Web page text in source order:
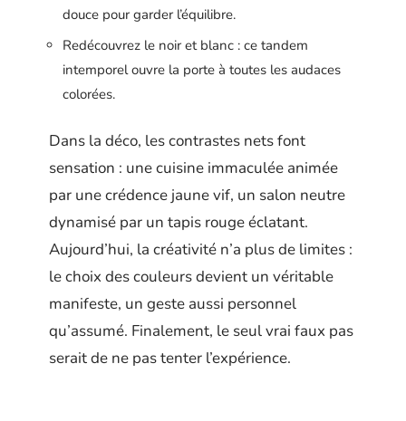
douce pour garder l’équilibre.
Redécouvrez le noir et blanc : ce tandem
intemporel ouvre la porte à toutes les audaces
colorées.
Dans la déco, les contrastes nets font
sensation : une cuisine immaculée animée
par une crédence jaune vif, un salon neutre
dynamisé par un tapis rouge éclatant.
Aujourd’hui, la créativité n’a plus de limites :
le choix des couleurs devient un véritable
manifeste, un geste aussi personnel
qu’assumé. Finalement, le seul vrai faux pas
serait de ne pas tenter l’expérience.